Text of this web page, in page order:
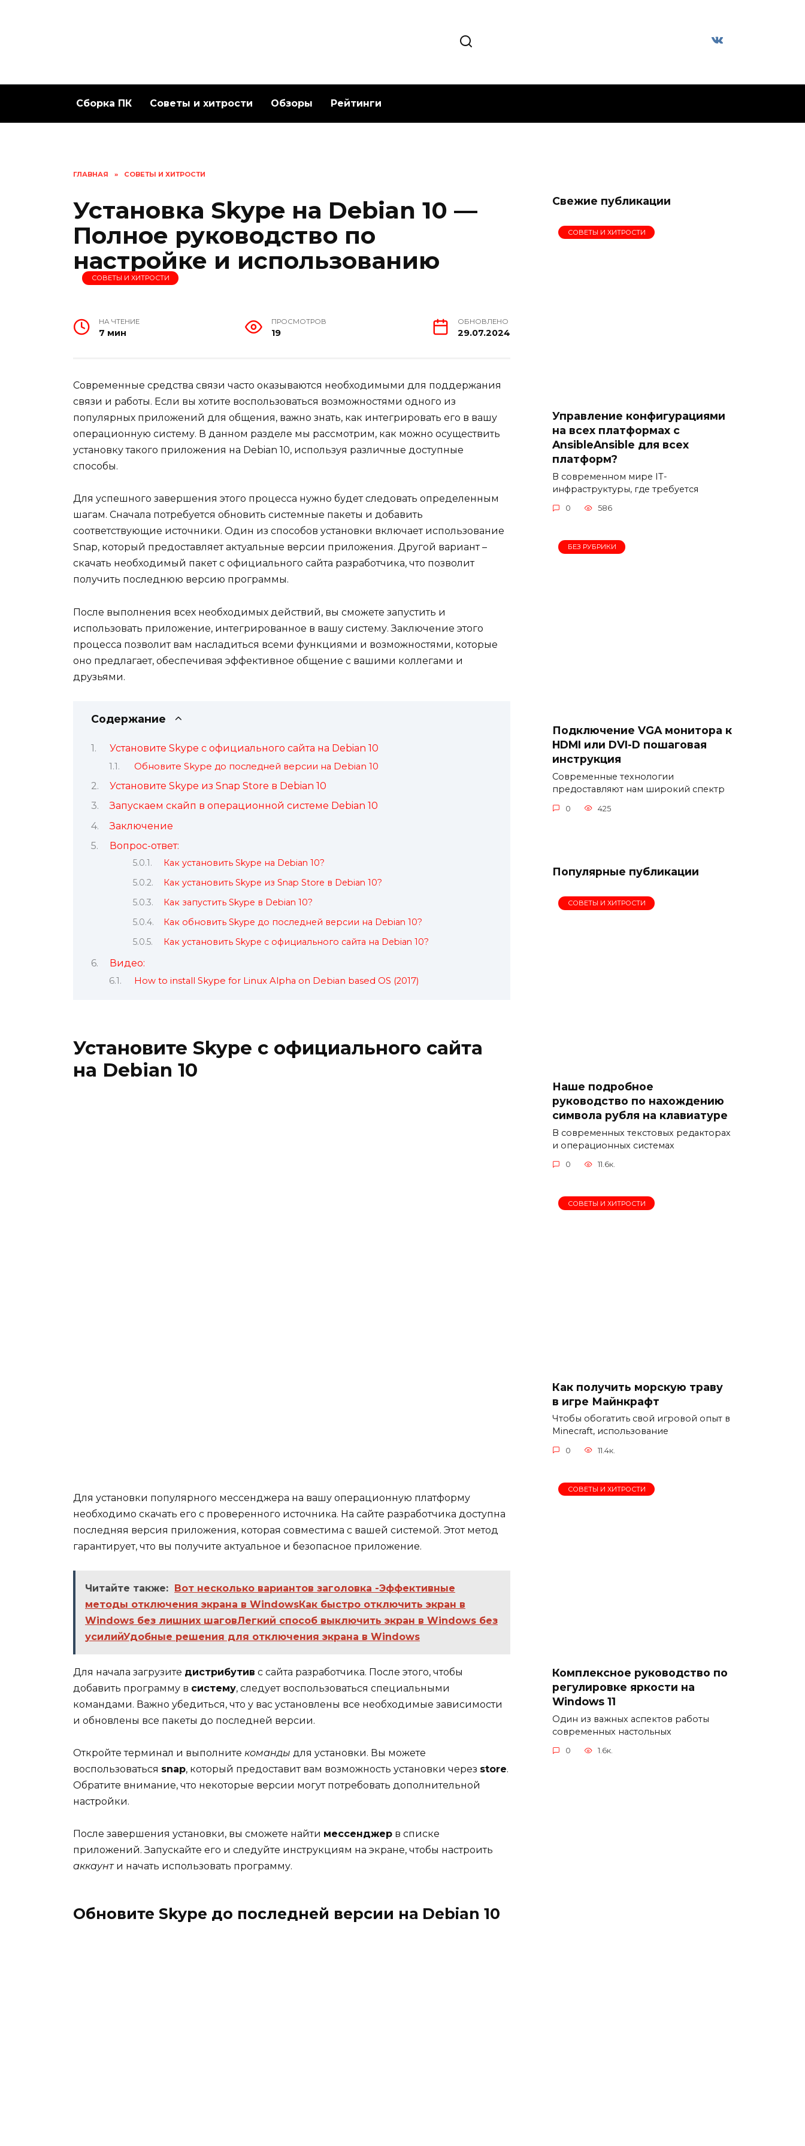
Сборка ПК Советы и хитрости Обзоры Рейтинги
ГЛАВНАЯ » СОВЕТЫ И ХИТРОСТИ
Установка Skype на Debian 10 —
Полное руководство по
настройке и использованию
СОВЕТЫ И ХИТРОСТИ
НА ЧТЕНИЕ
7 мин
ПРОСМОТРОВ
19
ОБНОВЛЕНО
29.07.2024
Современные средства связи часто оказываются необходимыми для поддержания
связи и работы. Если вы хотите воспользоваться возможностями одного из
популярных приложений для общения, важно знать, как интегрировать его в вашу
операционную систему. В данном разделе мы рассмотрим, как можно осуществить
установку такого приложения на Debian 10, используя различные доступные
способы.
Для успешного завершения этого процесса нужно будет следовать определенным
шагам. Сначала потребуется обновить системные пакеты и добавить
соответствующие источники. Один из способов установки включает использование
Snap, который предоставляет актуальные версии приложения. Другой вариант –
скачать необходимый пакет с официального сайта разработчика, что позволит
получить последнюю версию программы.
После выполнения всех необходимых действий, вы сможете запустить и
использовать приложение, интегрированное в вашу систему. Заключение этого
процесса позволит вам насладиться всеми функциями и возможностями, которые
оно предлагает, обеспечивая эффективное общение с вашими коллегами и
друзьями.
Содержание
Установите Skype с официального сайта на Debian 10
Обновите Skype до последней версии на Debian 10
Установите Skype из Snap Store в Debian 10
Запускаем скайп в операционной системе Debian 10
Заключение
Вопрос-ответ:
Как установить Skype на Debian 10?
Как установить Skype из Snap Store в Debian 10?
Как запустить Skype в Debian 10?
Как обновить Skype до последней версии на Debian 10?
Как установить Skype с официального сайта на Debian 10?
Видео:
How to install Skype for Linux Alpha on Debian based OS (2017)
Установите Skype с официального сайта
на Debian 10
Для установки популярного мессенджера на вашу операционную платформу
необходимо скачать его с проверенного источника. На сайте разработчика доступна
последняя версия приложения, которая совместима с вашей системой. Этот метод
гарантирует, что вы получите актуальное и безопасное приложение.
Читайте также: Вот несколько вариантов заголовка -Эффективные
методы отключения экрана в WindowsКак быстро отключить экран в
Windows без лишних шаговЛегкий способ выключить экран в Windows без
усилийУдобные решения для отключения экрана в Windows
Для начала загрузите дистрибутив с сайта разработчика. После этого, чтобы
добавить программу в систему, следует воспользоваться специальными
командами. Важно убедиться, что у вас установлены все необходимые зависимости
и обновлены все пакеты до последней версии.
Откройте терминал и выполните команды для установки. Вы можете
воспользоваться snap, который предоставит вам возможность установки через store.
Обратите внимание, что некоторые версии могут потребовать дополнительной
настройки.
После завершения установки, вы сможете найти мессенджер в списке
приложений. Запускайте его и следуйте инструкциям на экране, чтобы настроить
аккаунти начать использовать программу.
Обновите Skype до последней версии на Debian 10
Свежие публикации
СОВЕТЫ И ХИТРОСТИ
Управление конфигурациями
на всех платформах с
AnsibleAnsible для всех
платформ?
В современном мире IT-
инфраструктуры, где требуется
0 586
БЕЗ РУБРИКИ
Подключение VGA монитора к
HDMI или DVI-D пошаговая
инструкция
Современные технологии
предоставляют нам широкий спектр
0 425
Популярные публикации
СОВЕТЫ И ХИТРОСТИ
Наше подробное
руководство по нахождению
символа рубля на клавиатуре
В современных текстовых редакторах
и операционных системах
0 11.6к.
СОВЕТЫ И ХИТРОСТИ
Как получить морскую траву
в игре Майнкрафт
Чтобы обогатить свой игровой опыт в
Minecraft, использование
0 11.4к.
СОВЕТЫ И ХИТРОСТИ
Комплексное руководство по
регулировке яркости на
Windows 11
Один из важных аспектов работы
современных настольных
0 1.6к.